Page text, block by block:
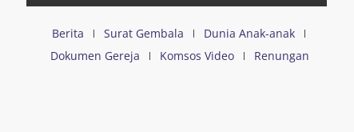
Berita Surat Gembala
Dunia Anak-anak
Dokumen Gereja
Komsos Video Renungan